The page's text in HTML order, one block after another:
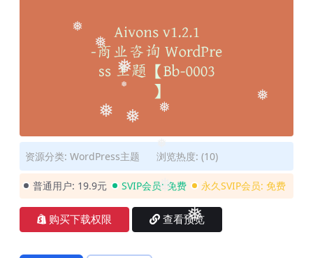
❅
❅
❅
❅
❅
❅
❅
❅
❅
资源分类: WordPress主题 浏览热度: (10)
普通用户: 19.9元 SVIP会员: 免费 永久SVIP会员: 免费
购买下载权限 查看预览